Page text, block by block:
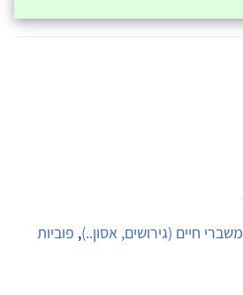
משברי חיים (גירושים, אסון..), פוביות